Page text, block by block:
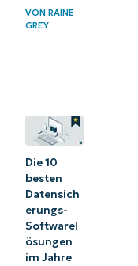
VON RAINE
GREY
Die 10
besten
Datensich
erungs-
Softwarel
ösungen
im Jahre